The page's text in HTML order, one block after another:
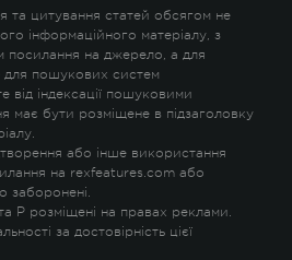
та цитування статей обсягом не
інформаційного матеріалу, з
посилання на джерело, а для
для пошукових систем
від індексації пошуковими
має бути розміщене в підзаголовку
або інше використання
на rexfeatures.com або
P розміщені на правах реклами.
за достовірність цієї